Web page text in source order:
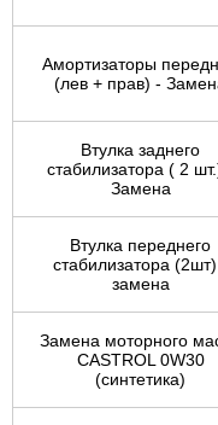
Амортизаторы
(лев + прав) -
Втулка заднего
стабилизатора ( 2
Замена
Втулка переднего
стабилизатора
замена
Замена моторного
CASTROL 0W30
(синтетика)